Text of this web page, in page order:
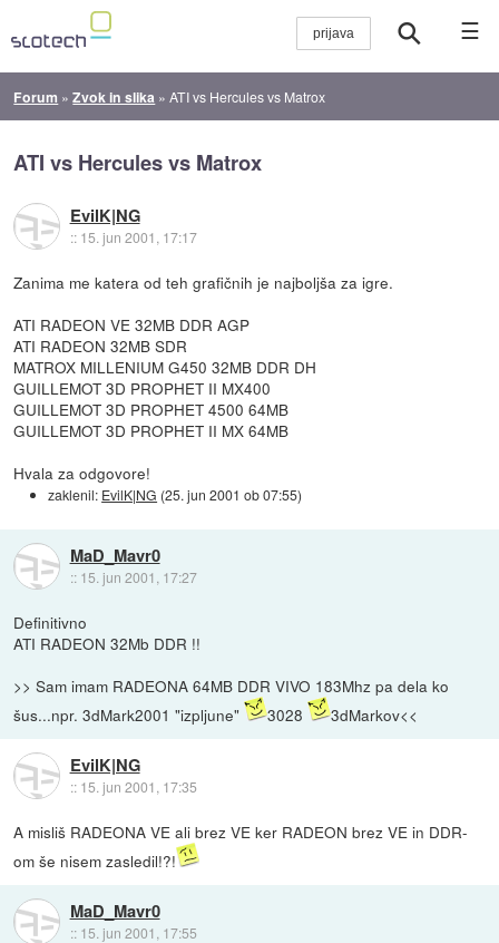
☰
Forum »Zvok in slika »ATI vs Hercules vs Matrox
ATI vs Hercules vs Matrox
EvilK|NG
:: 15. jun 2001, 17:17
Zanima me katera od teh grafičnih je najboljša za igre.
ATI RADEON VE 32MB DDR AGP
ATI RADEON 32MB SDR
MATROX MILLENIUM G450 32MB DDR DH
GUILLEMOT 3D PROPHET II MX400
GUILLEMOT 3D PROPHET 4500 64MB
GUILLEMOT 3D PROPHET II MX 64MB
Hvala za odgovore!
zaklenil: EvilK|NG (25. jun 2001 ob 07:55)
MaD_Mavr0
:: 15. jun 2001, 17:27
Definitivno
ATI RADEON 32Mb DDR !!
>> Sam imam RADEONA 64MB DDR VIVO 183Mhz pa dela ko
šus...npr. 3dMark2001 "izpljune"
3028 3dMarkov<<
EvilK|NG
:: 15. jun 2001, 17:35
A misliš RADEONA VE ali brez VE ker RADEON brez VE in DDR-
om še nisem zasledil!?!
MaD_Mavr0
:: 15. jun 2001, 17:55